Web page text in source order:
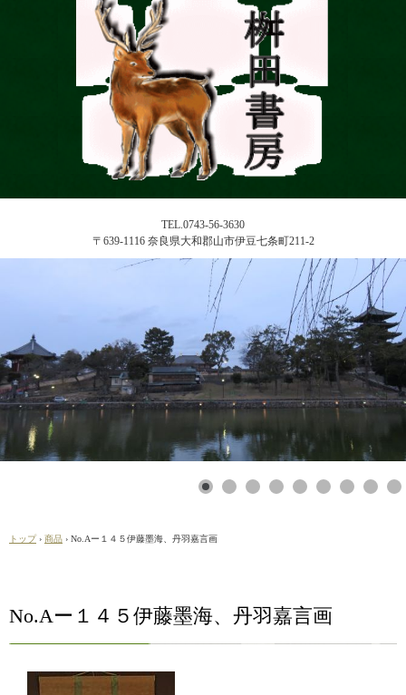
TEL.0743-56-3630
〒639-1116 奈良県大和郡山市伊豆七条町211-2
トップ › 商品 › No.Aー１４５伊藤墨海、丹羽嘉言画
No.Aー１４５伊藤墨海、丹羽嘉言画